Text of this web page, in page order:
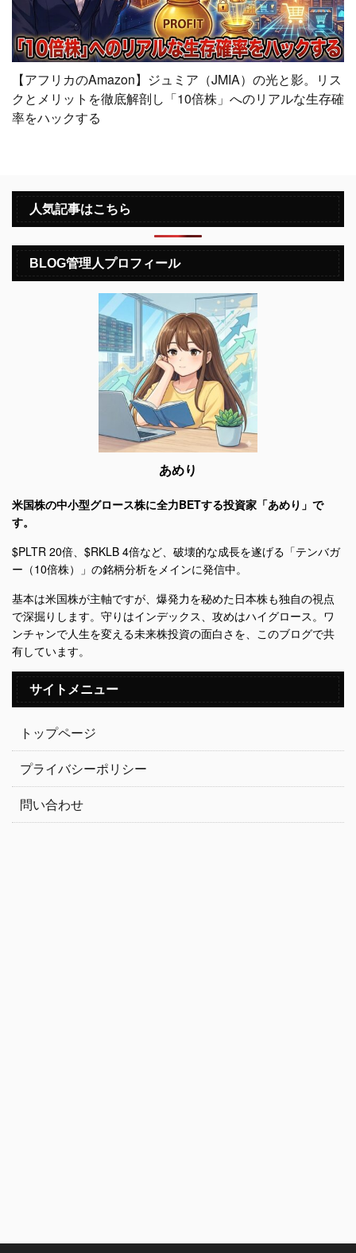
【アフリカのAmazon】ジュミア（JMIA）の光と影。リス
クとメリットを徹底解剖し「10倍株」へのリアルな生存確
率をハックする
人気記事はこちら
BLOG管理人プロフィール
あめり
米国株の中小型グロース株に全力BETする投資家「あめり」で
す。
$PLTR 20倍、$RKLB 4倍など、破壊的な成長を遂げる「テンバガ
ー（10倍株）」の銘柄分析をメインに発信中。
基本は米国株が主軸ですが、爆発力を秘めた日本株も独自の視点
で深掘りします。守りはインデックス、攻めはハイグロース。ワ
ンチャンで人生を変える未来株投資の面白さを、このブログで共
有しています。
サイトメニュー
トップページ
プライバシーポリシー
問い合わせ